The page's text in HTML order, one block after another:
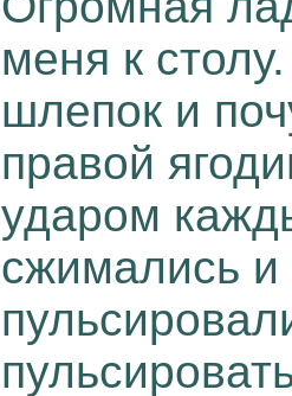
меня к
шлепок и
правой
ударом
сжимались